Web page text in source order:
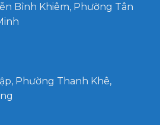
Bỉnh Khiêm, Phường Tân
Phường Thanh Khê,